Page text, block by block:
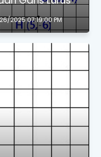
2025 07:19:00 PM